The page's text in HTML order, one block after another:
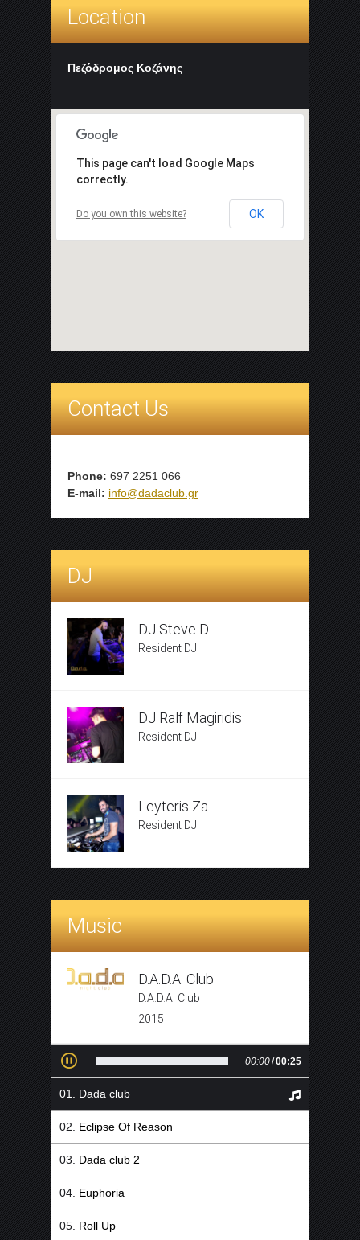
Location
Πεζόδρομος Κοζάνης
This page can't load Google Maps
correctly.
Do you own this website? OK
Contact Us
Phone: 697 2251 066
E-mail: info@dadaclub.gr
DJ
DJ Steve D
Resident DJ
DJ Ralf Magiridis
Resident DJ
Leyteris Za
Resident DJ
Music
D.A.D.A. Club
D.A.D.A. Club
2015
00:00/00:25
Dada club
Eclipse Of Reason
Dada club 2
Euphoria
Roll Up